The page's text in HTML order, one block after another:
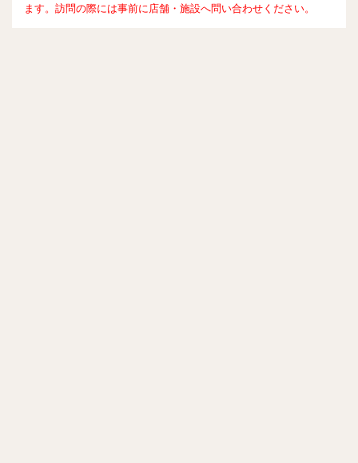
ます。訪問の際には事前に店舗・施設へ問い合わせください。